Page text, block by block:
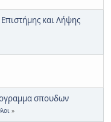
και Λήψης
σπουδων